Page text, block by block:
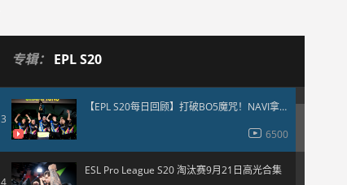
专辑： EPL S20
3
【EPL S20每日回顾】打破BO5魔咒！NAVI拿下EPL S20冠军奖杯！
6500
4
ESL Pro League S20 淘汰赛9月21日高光合集